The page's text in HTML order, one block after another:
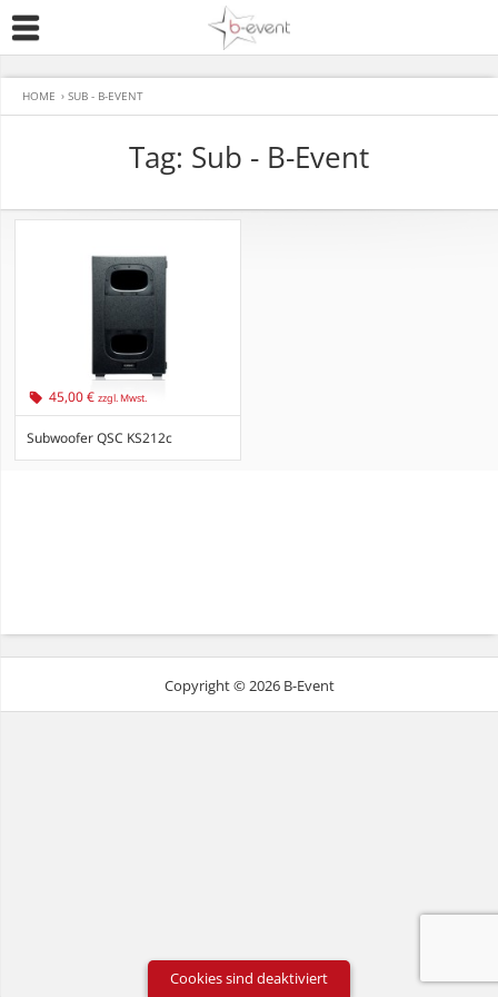
Tag: Sub - B-Event
HOME › SUB - B-EVENT
Subwoofer QSC KS212c
45,00 €zzgl. Mwst.
Copyright © 2026 B-Event
Cookies sind deaktiviert